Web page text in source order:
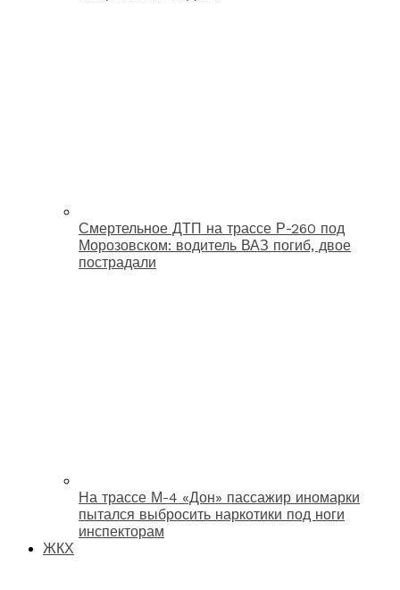
Смертельное ДТП на трассе Р-260 под
Морозовском: водитель ВАЗ погиб, двое
пострадали
На трассе М-4 «Дон» пассажир иномарки
пытался выбросить наркотики под ноги
инспекторам
ЖКХ